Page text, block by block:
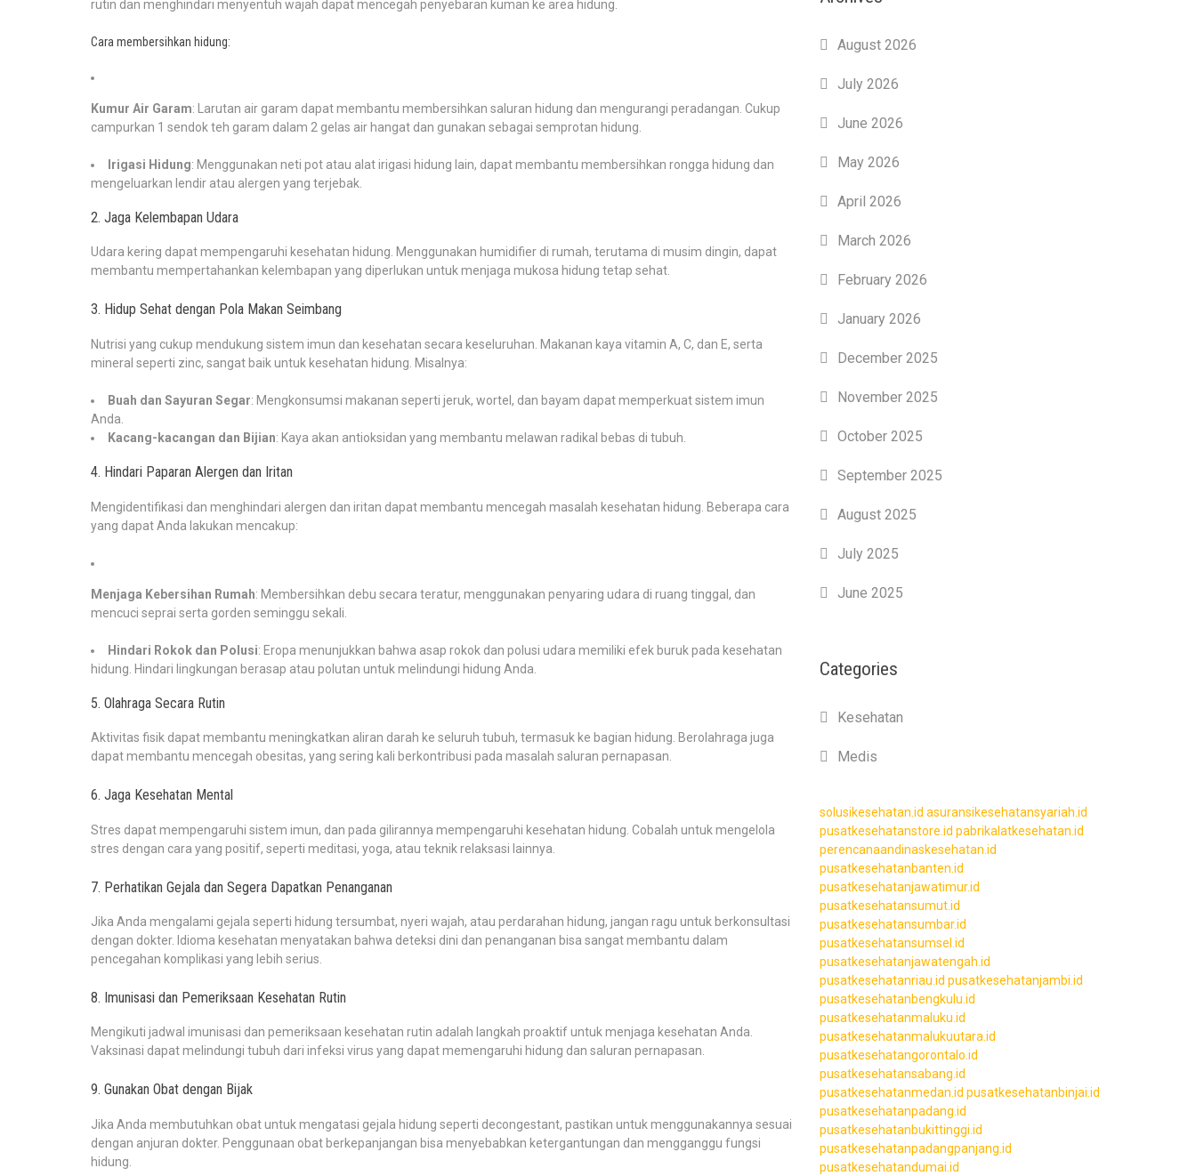
rutin dan menghindari menyentuh wajah dapat mencegah penyebaran kuman ke area hidung.
Cara membersihkan hidung:
Kumur Air Garam: Larutan air garam dapat membantu membersihkan saluran hidung dan mengurangi peradangan. Cukup
campurkan 1 sendok teh garam dalam 2 gelas air hangat dan gunakan sebagai semprotan hidung.
Irigasi Hidung: Menggunakan neti pot atau alat irigasi hidung lain, dapat membantu membersihkan rongga hidung dan
mengeluarkan lendir atau alergen yang terjebak.
2. Jaga Kelembapan Udara
Udara kering dapat mempengaruhi kesehatan hidung. Menggunakan humidifier di rumah, terutama di musim dingin, dapat
membantu mempertahankan kelembapan yang diperlukan untuk menjaga mukosa hidung tetap sehat.
3. Hidup Sehat dengan Pola Makan Seimbang
Nutrisi yang cukup mendukung sistem imun dan kesehatan secara keseluruhan. Makanan kaya vitamin A, C, dan E, serta
mineral seperti zinc, sangat baik untuk kesehatan hidung. Misalnya:
Buah dan Sayuran Segar: Mengkonsumsi makanan seperti jeruk, wortel, dan bayam dapat memperkuat sistem imun
Anda.
Kacang-kacangan dan Bijian: Kaya akan antioksidan yang membantu melawan radikal bebas di tubuh.
4. Hindari Paparan Alergen dan Iritan
Mengidentifikasi dan menghindari alergen dan iritan dapat membantu mencegah masalah kesehatan hidung. Beberapa cara
yang dapat Anda lakukan mencakup:
Menjaga Kebersihan Rumah: Membersihkan debu secara teratur, menggunakan penyaring udara di ruang tinggal, dan
mencuci seprai serta gorden seminggu sekali.
Hindari Rokok dan Polusi: Eropa menunjukkan bahwa asap rokok dan polusi udara memiliki efek buruk pada kesehatan
hidung. Hindari lingkungan berasap atau polutan untuk melindungi hidung Anda.
5. Olahraga Secara Rutin
Aktivitas fisik dapat membantu meningkatkan aliran darah ke seluruh tubuh, termasuk ke bagian hidung. Berolahraga juga
dapat membantu mencegah obesitas, yang sering kali berkontribusi pada masalah saluran pernapasan.
6. Jaga Kesehatan Mental
Stres dapat mempengaruhi sistem imun, dan pada gilirannya mempengaruhi kesehatan hidung. Cobalah untuk mengelola
stres dengan cara yang positif, seperti meditasi, yoga, atau teknik relaksasi lainnya.
7. Perhatikan Gejala dan Segera Dapatkan Penanganan
Jika Anda mengalami gejala seperti hidung tersumbat, nyeri wajah, atau perdarahan hidung, jangan ragu untuk berkonsultasi
dengan dokter. Idioma kesehatan menyatakan bahwa deteksi dini dan penanganan bisa sangat membantu dalam
pencegahan komplikasi yang lebih serius.
8. Imunisasi dan Pemeriksaan Kesehatan Rutin
Mengikuti jadwal imunisasi dan pemeriksaan kesehatan rutin adalah langkah proaktif untuk menjaga kesehatan Anda.
Vaksinasi dapat melindungi tubuh dari infeksi virus yang dapat memengaruhi hidung dan saluran pernapasan.
9. Gunakan Obat dengan Bijak
Jika Anda membutuhkan obat untuk mengatasi gejala hidung seperti decongestant, pastikan untuk menggunakannya sesuai
dengan anjuran dokter. Penggunaan obat berkepanjangan bisa menyebabkan ketergantungan dan mengganggu fungsi
hidung.
August 2026
July 2026
June 2026
May 2026
April 2026
March 2026
February 2026
January 2026
December 2025
November 2025
October 2025
September 2025
August 2025
July 2025
June 2025
Categories
Kesehatan
Medis
solusikesehatan.id asuransikesehatansyariah.id
pusatkesehatanstore.id pabrikalatkesehatan.id
perencanaandinaskesehatan.id
pusatkesehatanbanten.id
pusatkesehatanjawatimur.id
pusatkesehatansumut.id
pusatkesehatansumbar.id
pusatkesehatansumsel.id
pusatkesehatanjawatengah.id
pusatkesehatanriau.id pusatkesehatanjambi.id
pusatkesehatanbengkulu.id
pusatkesehatanmaluku.id
pusatkesehatanmalukuutara.id
pusatkesehatangorontalo.id
pusatkesehatansabang.id
pusatkesehatanmedan.id pusatkesehatanbinjai.id
pusatkesehatanpadang.id
pusatkesehatanbukittinggi.id
pusatkesehatanpadangpanjang.id
pusatkesehatandumai.id